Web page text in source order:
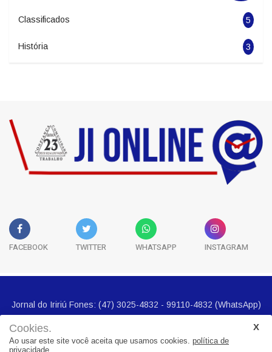
Cookies.
Ao usar este site você aceita que usamos cookies. política de
privacidade.
Classificados 5
História 3
FACEBOOK TWITTER WHATSAPP INSTAGRAM
Jornal do Iririú Fones: (47) 3025-4832 - 99110-4832 (WhatsApp)